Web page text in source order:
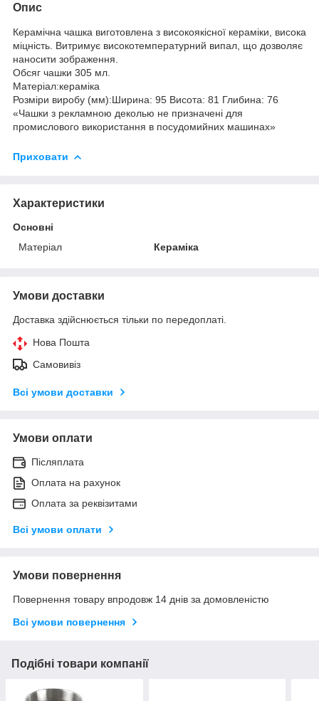
Опис
Керамічна чашка виготовлена ​​з високоякісної кераміки, висока
міцність. Витримує високотемпературний випал, що дозволяє
наносити зображення.
Обсяг чашки 305 мл.
Матеріал:кераміка
Розміри виробу (мм):Ширина: 95 Висота: 81 Глибина: 76
«Чашки з рекламною деколью не призначені для
промислового використання в посудомийних машинах»
Приховати
Характеристики
Основні
Матеріал
Кераміка
Умови доставки
Доставка здійснюється тільки по передоплаті.
Нова Пошта
Самовивіз
Всі умови доставки
Умови оплати
Післяплата
Оплата на рахунок
Оплата за реквізитами
Всі умови оплати
Умови повернення
Повернення товару впродовж 14 днів за домовленістю
Всі умови повернення
Подібні товари компанії